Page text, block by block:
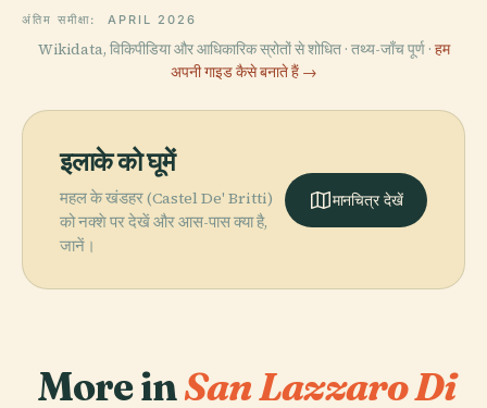
अंतिम समीक्षा: APRIL 2026
Wikidata, विकिपीडिया और आधिकारिक स्रोतों से शोधित · तथ्य-जाँच पूर्ण · हम
अपनी गाइड कैसे बनाते हैं →
इलाके को घूमें
महल के खंडहर (Castel De' Britti)
को नक्शे पर देखें और आस-पास क्या है,
जानें।
मानचित्र देखें
More inSan Lazzaro Di